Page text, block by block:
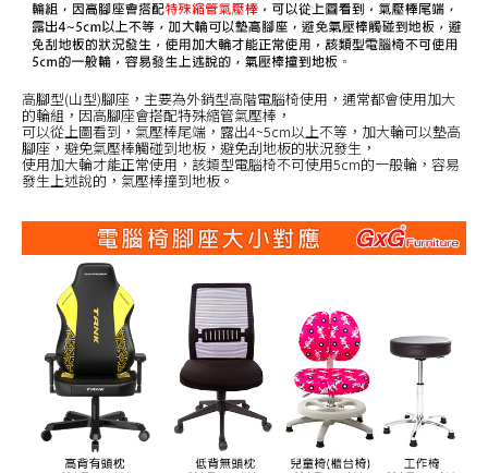
高腳型(山型)腳座，主要為外銷型高階電腦椅使用，通常都會使用加大
的輪組，因高腳座會搭配特殊縮管氣壓棒，
可以從上圖看到，氣壓棒尾端，露出4~5cm以上不等，加大輪可以墊高
腳座，避免氣壓棒觸碰到地板，避免刮地板的狀況發生，
使用加大輪才能正常使用，該類型電腦椅不可使用5cm的一般輪，容易
發生上述說的，氣壓棒撞到地板。